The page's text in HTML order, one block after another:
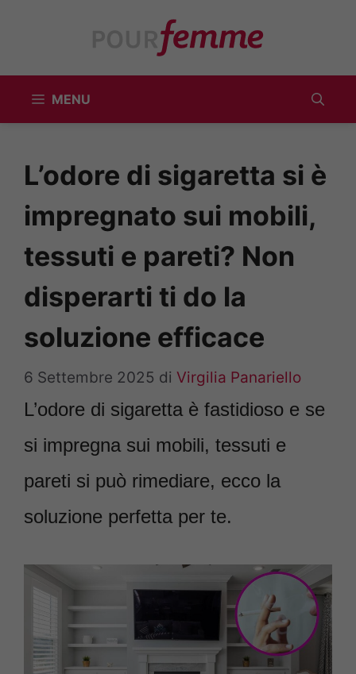
MENU
L’odore di sigaretta si è
impregnato sui mobili,
tessuti e pareti? Non
disperarti ti do la
soluzione efficace
6 Settembre 2025 di Virgilia Panariello
L’odore di sigaretta è fastidioso e se
si impregna sui mobili, tessuti e
pareti si può rimediare, ecco la
soluzione perfetta per te.